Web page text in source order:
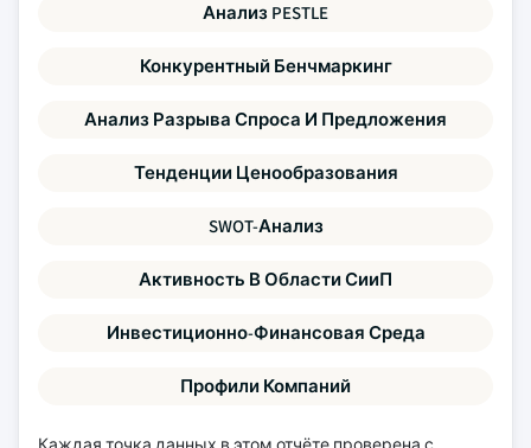
Анализ PESTLE
Конкурентный Бенчмаркинг
Анализ Разрыва Спроса И Предложения
Тенденции Ценообразования
SWOT-Анализ
Активность В Области СииП
Инвестиционно-Финансовая Среда
Профили Компаний